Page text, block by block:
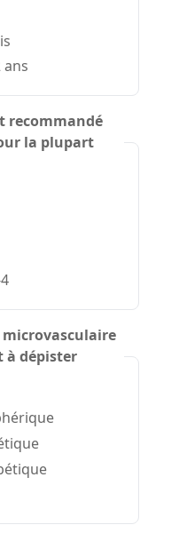
ans
recommandé
la plupart
à dépister